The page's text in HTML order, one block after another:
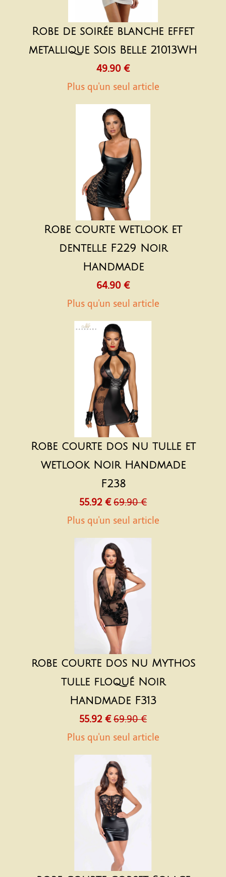
Robe de soirée blanche effet
metallique Sois Belle 21013WH
49.90 €
Plus qu'un seul article
Robe courte wetlook et
dentelle F229 Noir
Handmade
64.90 €
Plus qu'un seul article
Robe courte dos nu tulle et
wetlook Noir Handmade
F238
55.92 € 69.90 €
Plus qu'un seul article
robe courte dos nu Mythos
tulle floqué Noir
Handmade F313
55.92 € 69.90 €
Plus qu'un seul article